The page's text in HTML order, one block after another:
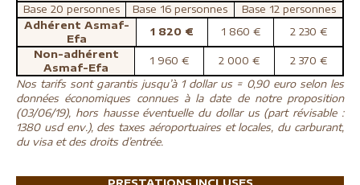
Base 20 personnes
Base 16 personnes
Base 12 personnes
Adhérent Asmaf-
Efa
1 820 € 1 860 €
2 230 €
Non-adhérent
Asmaf-Efa
1 960 € 2 000 €
2 370 €
Nos tarifs sont garantis jusqu’à 1 dollar us = 0,90 euro selon les
données économiques connues à la date de notre proposition
(03/06/19), hors hausse éventuelle du dollar us (part révisable :
1380 usd env.), des taxes aéroportuaires et locales, du carburant,
du visa et des droits d’entrée.
PRESTATIONS INCLUSES